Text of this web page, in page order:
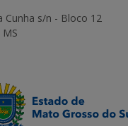
Cunha s/n - Bloco 12